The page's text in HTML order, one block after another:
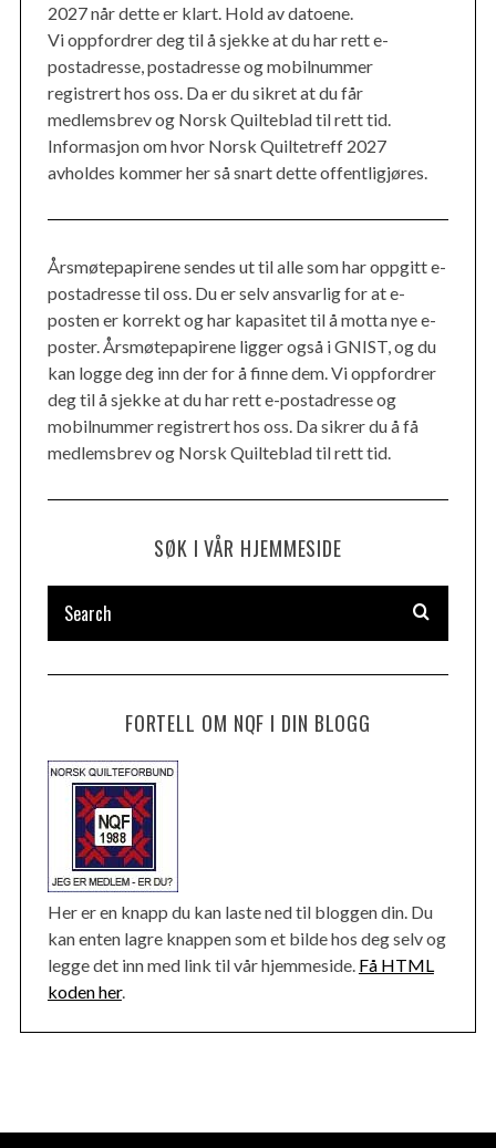
2027 når dette er klart. Hold av datoene.
Vi oppfordrer deg til å sjekke at du har rett e-
postadresse, postadresse og mobilnummer
registrert hos oss. Da er du sikret at du får
medlemsbrev og Norsk Quilteblad til rett tid.
Informasjon om hvor Norsk Quiltetreff 2027
avholdes kommer her så snart dette offentligjøres.
Årsmøtepapirene sendes ut til alle som har oppgitt e-
postadresse til oss. Du er selv ansvarlig for at e-
posten er korrekt og har kapasitet til å motta nye e-
poster. Årsmøtepapirene ligger også i GNIST, og du
kan logge deg inn der for å finne dem. Vi oppfordrer
deg til å sjekke at du har rett e-postadresse og
mobilnummer registrert hos oss. Da sikrer du å få
medlemsbrev og Norsk Quilteblad til rett tid.
SØK I VÅR HJEMMESIDE
FORTELL OM NQF I DIN BLOGG
Her er en knapp du kan laste ned til bloggen din. Du
kan enten lagre knappen som et bilde hos deg selv og
legge det inn med link til vår hjemmeside. Få HTML
koden her.